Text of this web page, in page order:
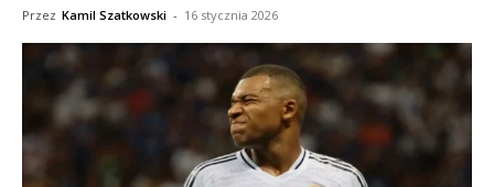
Przez Kamil Szatkowski - 16 stycznia 2026